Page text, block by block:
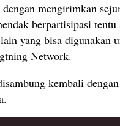
mengirimkan
berpartisipasi
yang bisa digunakan
Network.
kembali